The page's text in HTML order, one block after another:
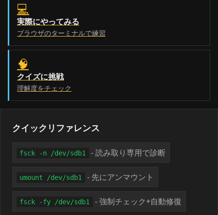
💻
実際にやってみる
ブラウザのターミナルで練習
🧠
クイズに挑戦
理解度をチェック
クイックリファレンス
fsck -n /dev/sdb1 - 読み取り専用で診断
umount /dev/sdb1 - 先にアンマウント
fsck -fy /dev/sdb1 - 強制チェック+自動修復